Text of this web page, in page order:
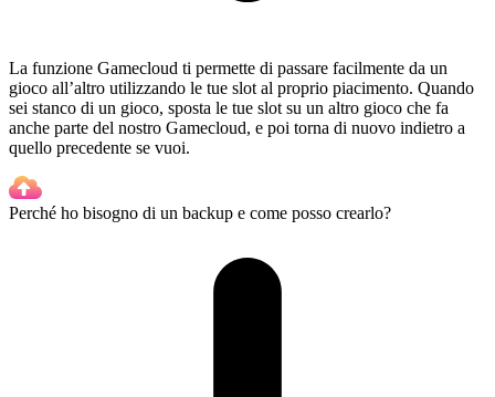
La funzione Gamecloud ti permette di passare facilmente da un
gioco all’altro utilizzando le tue slot al proprio piacimento. Quando
sei stanco di un gioco, sposta le tue slot su un altro gioco che fa
anche parte del nostro Gamecloud, e poi torna di nuovo indietro a
quello precedente se vuoi.
Perché ho bisogno di un backup e come posso crearlo?